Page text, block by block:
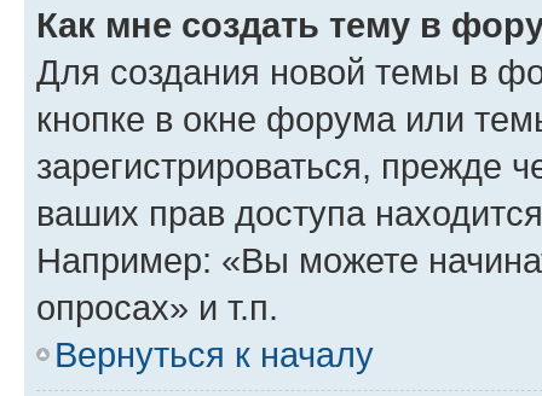
Как мне создать тему в
Для создания новой темы в
кнопке в окне форума или
зарегистрироваться, прежде
ваших прав доступа
Например: «Вы можете
опросах» и т.п.
Вернуться к началу